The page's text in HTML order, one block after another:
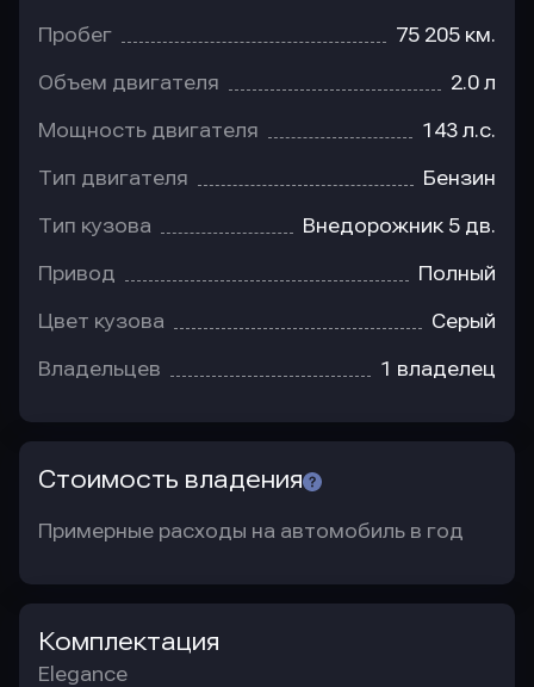
Пробег 75 205 км.
Объем двигателя 2.0 л
Мощность двигателя 143 л.с.
Тип двигателя Бензин
Тип кузова Внедорожник 5 дв.
Привод Полный
Цвет кузова Серый
Владельцев 1 владелец
Стоимость владения
Примерные расходы на автомобиль в год
Комплектация
Elegance